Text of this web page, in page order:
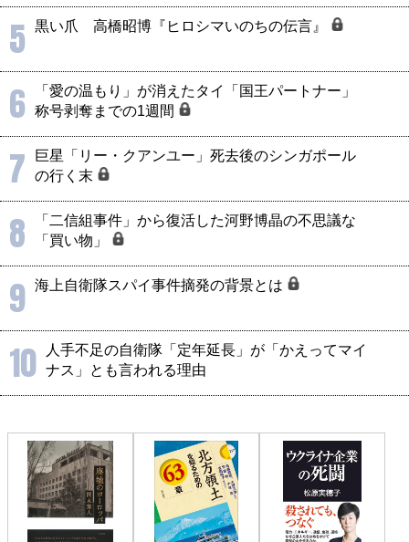
5 黒い爪 高橋昭博『ヒロシマいのちの伝言』
6
「愛の温もり」が消えたタイ「国王パートナー」
称号剥奪までの1週間
7
巨星「リー・クアンユー」死去後のシンガポール
の行く末
8
「二信組事件」から復活した河野博晶の不思議な
「買い物」
9 海上自衛隊スパイ事件摘発の背景とは
10
人手不足の自衛隊「定年延長」が「かえってマイ
ナス」とも言われる理由